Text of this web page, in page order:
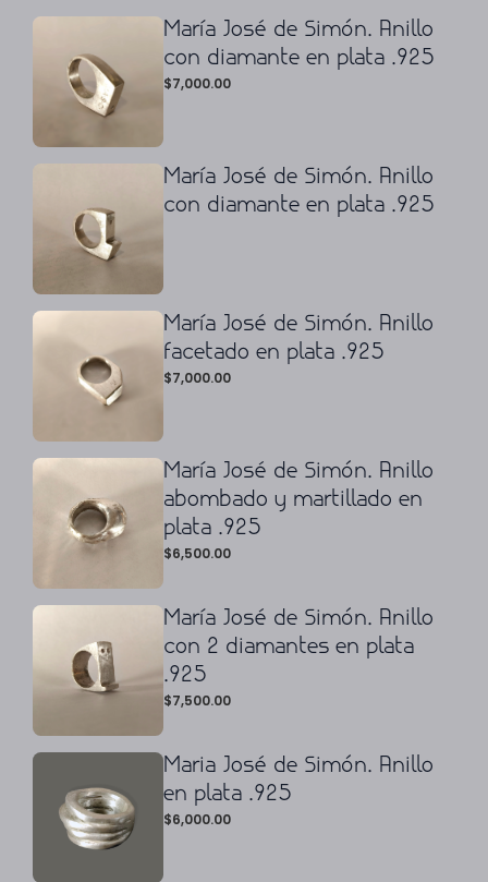
María José de Simón. Anillo
con diamante en plata .925
$7,000.00
María José de Simón. Anillo
con diamante en plata .925
María José de Simón. Anillo
facetado en plata .925
$7,000.00
María José de Simón. Anillo
abombado y martillado en
plata .925
$6,500.00
María José de Simón. Anillo
con 2 diamantes en plata
.925
$7,500.00
Maria José de Simón. Anillo
en plata .925
$6,000.00